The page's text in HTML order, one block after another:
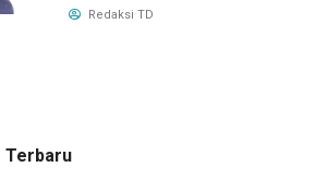
Redaksi TD
Terbaru